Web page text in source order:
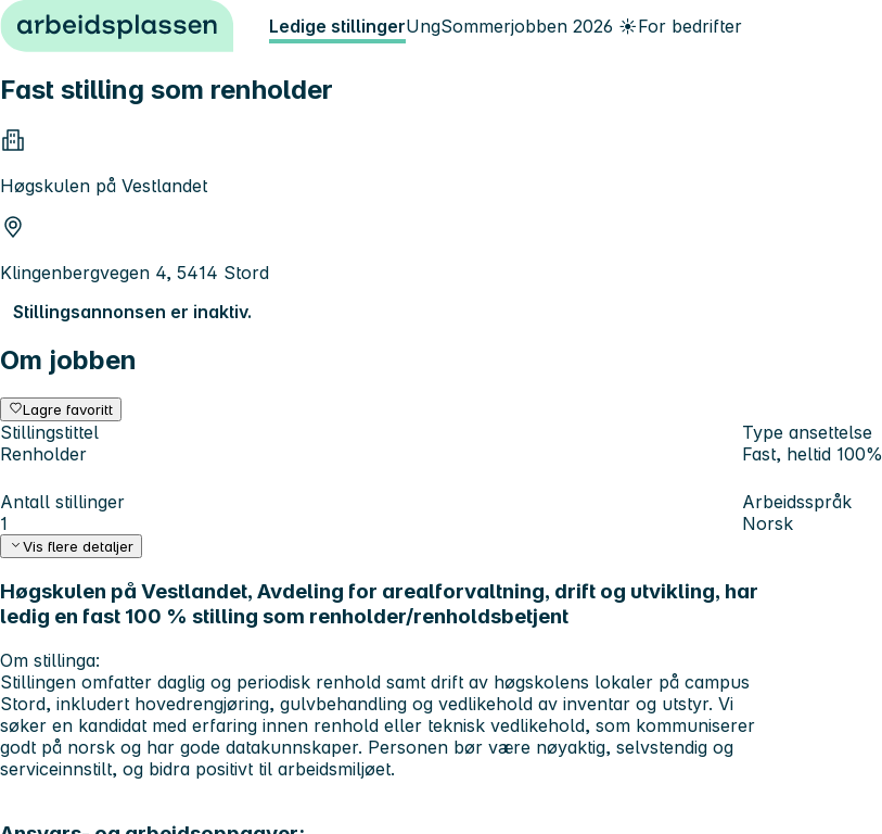
Hopp til innhold Ledige stillingerUngSommerjobben 2026 ☀️For bedrifter
Fast stilling som renholder
Høgskulen på Vestlandet
Klingenbergvegen 4, 5414 Stord
Stillingsannonsen er inaktiv.
Om jobben
Lagre favoritt
Stillingstittel
Renholder
Type ansettelse
Fast, heltid 100%
Antall stillinger
1
Arbeidsspråk
Norsk
Vis flere detaljer
Høgskulen på Vestlandet, Avdeling for arealforvaltning, drift og utvikling, har
ledig en fast 100 % stilling som renholder/renholdsbetjent
Om stillinga:
Stillingen omfatter daglig og periodisk renhold samt drift av høgskolens lokaler på campus
Stord, inkludert hovedrengjøring, gulvbehandling og vedlikehold av inventar og utstyr. Vi
søker en kandidat med erfaring innen renhold eller teknisk vedlikehold, som kommuniserer
godt på norsk og har gode datakunnskaper. Personen bør være nøyaktig, selvstendig og
serviceinnstilt, og bidra positivt til arbeidsmiljøet.